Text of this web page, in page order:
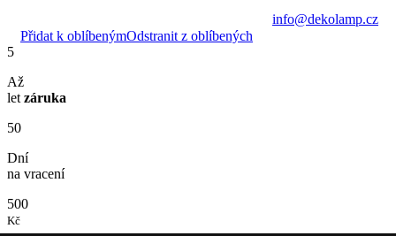
info@dekolamp.cz
Přidat k oblíbenýmOdstranit z oblíbených
5
Až
let záruka
50
Dní
na vracení
500
Kč